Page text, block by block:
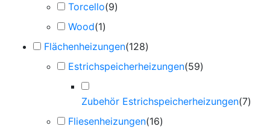
Torcello(9)
Wood(1)
Flächenheizungen(128)
Estrichspeicherheizungen(59)
Zubehör Estrichspeicherheizungen(7)
Fliesenheizungen(16)